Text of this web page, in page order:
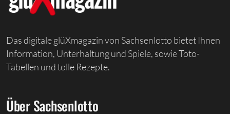
Das digitale glüXmagazin von Sachsenlotto bietet Ihnen
Information, Unterhaltung und Spiele, sowie Toto-
Tabellen und tolle Rezepte.
Über Sachsenlotto